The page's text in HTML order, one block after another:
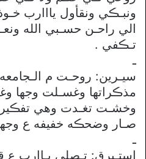
ونبـڪي ونقأول يااارب
الي راحـن حسـبي الله
تـڪفي .
ـ
سيـرين: روحـت م
مذڪراتها وغسـلت وجها
وخشـت تغـدت وهي
صـار وضحڪه خفيفه ع
ـ
إستـبرق: تـصلي يـاارب ع